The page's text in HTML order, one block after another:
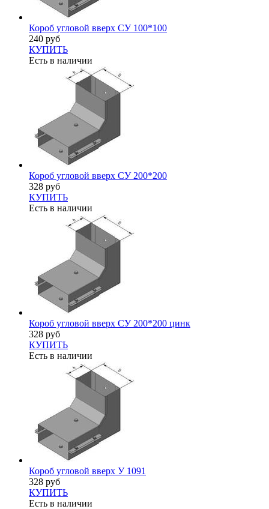
Короб угловой вверх СУ 100*100
240 руб
КУПИТЬ
Есть в наличии
Короб угловой вверх СУ 200*200
328 руб
КУПИТЬ
Есть в наличии
Короб угловой вверх СУ 200*200 цинк
328 руб
КУПИТЬ
Есть в наличии
Короб угловой вверх У 1091
328 руб
КУПИТЬ
Есть в наличии